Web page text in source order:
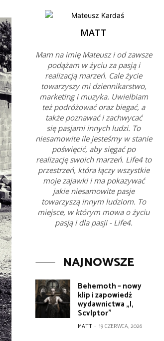
MATT
Mam na imię Mateusz i od zawsze
podążam w życiu za pasją i
realizacją marzeń. Cale życie
towarzyszy mi dziennikarstwo,
marketing i muzyka. Uwielbiam
też podróżować oraz biegać, a
także poznawać i zachwycać
się pasjami innych ludzi. To
niesamowite ile jesteśmy w stanie
poświęcić, aby sięgać po
realizację swoich marzeń. Life4 to
przestrzeń, która łączy wszystkie
moje zajawki i ma pokazywać
jakie niesamowite pasje
towarzyszą innym ludziom. To
miejsce, w którym mowa o życiu
pasją i dla pasji - Life4.
NAJNOWSZE
Behemoth – nowy
klip i zapowiedź
wydawnictwa „I,
Scvlptor”
MATT - 19 CZERWCA, 2026